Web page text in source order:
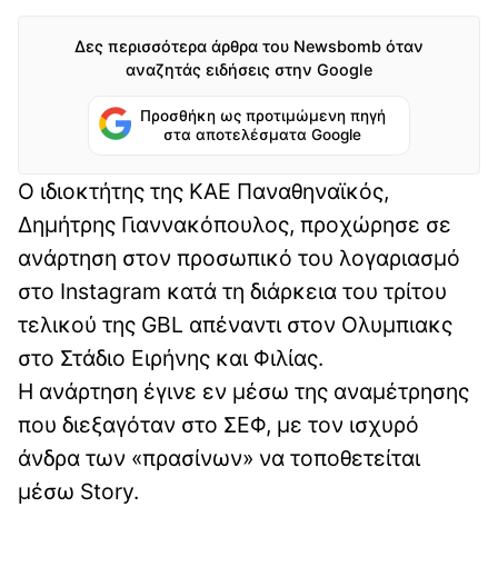
Δες περισσότερα άρθρα του Newsbomb όταν
αναζητάς ειδήσεις στην Google
Προσθήκη ως προτιμώμενη πηγή
στα αποτελέσματα Google
Ο ιδιοκτήτης της ΚΑΕ Παναθηναϊκός,
Δημήτρης Γιαννακόπουλος, προχώρησε σε
ανάρτηση στον προσωπικό του λογαριασμό
στο Instagram κατά τη διάρκεια του τρίτου
τελικού της GBL απέναντι στον Ολυμπιακς
στο Στάδιο Ειρήνης και Φιλίας.
Η ανάρτηση έγινε εν μέσω της αναμέτρησης
που διεξαγόταν στο ΣΕΦ, με τον ισχυρό
άνδρα των «πρασίνων» να τοποθετείται
μέσω Story.